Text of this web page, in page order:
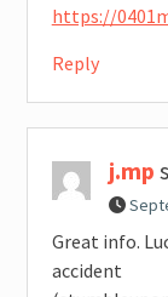
https://
Reply
j.mp
Great info.
accident